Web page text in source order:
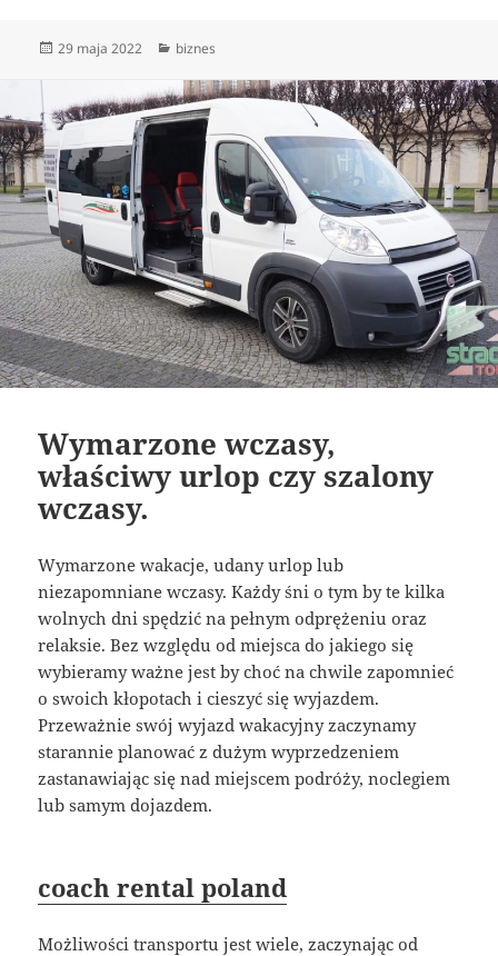
Data
29 maja 2022 Kategorie
biznes
Wymarzone wczasy,
właściwy urlop czy szalony
wczasy.
Wymarzone wakacje, udany urlop lub
niezapomniane wczasy. Każdy śni o tym by te kilka
wolnych dni spędzić na pełnym odprężeniu oraz
relaksie. Bez względu od miejsca do jakiego się
wybieramy ważne jest by choć na chwile zapomnieć
o swoich kłopotach i cieszyć się wyjazdem.
Przeważnie swój wyjazd wakacyjny zaczynamy
starannie planować z dużym wyprzedzeniem
zastanawiając się nad miejscem podróży, noclegiem
lub samym dojazdem.
coach rental poland
Możliwości transportu jest wiele, zaczynając od